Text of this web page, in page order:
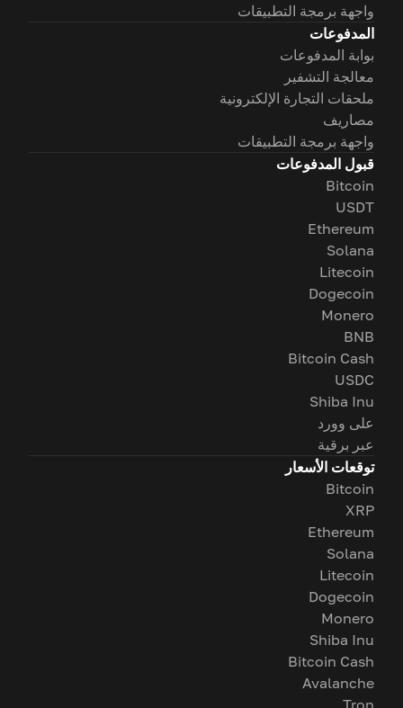
واجهة برمجة التطبيقات
المدفوعات
بوابة المدفوعات
معالجة التشفير
ملحقات التجارة الإلكترونية
مصاريف
واجهة برمجة التطبيقات
قبول المدفوعات
Bitcoin
USDT
Ethereum
Solana
Litecoin
Dogecoin
Monero
BNB
Bitcoin Cash
USDC
Shiba Inu
على وورد
عبر برقية
توقعات الأسعار
Bitcoin
XRP
Ethereum
Solana
Litecoin
Dogecoin
Monero
Shiba Inu
Bitcoin Cash
Avalanche